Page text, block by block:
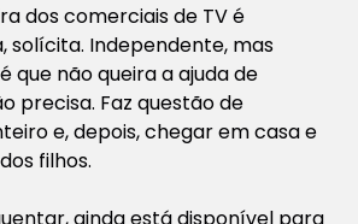
dos comerciais de TV é
solícita. Independente, mas
que não queira a ajuda de
precisa. Faz questão de
e, depois, chegar em casa e
filhos.
ainda está disponível para